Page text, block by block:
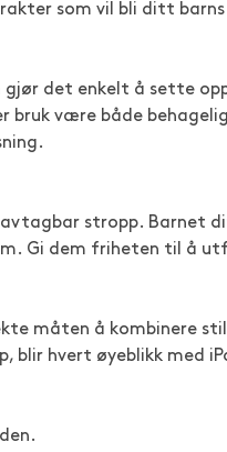
som vil bli ditt
det enkelt å sette
bruk være både
stropp. Barnet
Gi dem friheten til å
måten å kombinere
hvert øyeblikk med